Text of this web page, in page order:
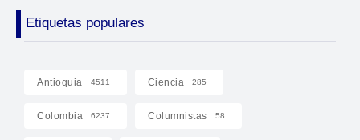
Etiquetas populares
Antioquia 4511 Ciencia 285
Colombia 6237 Columnistas 58